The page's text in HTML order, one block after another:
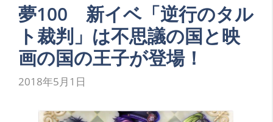
夢100 新イベ「逆行のタル
ト裁判」は不思議の国と映
画の国の王子が登場！
2018年5月1日